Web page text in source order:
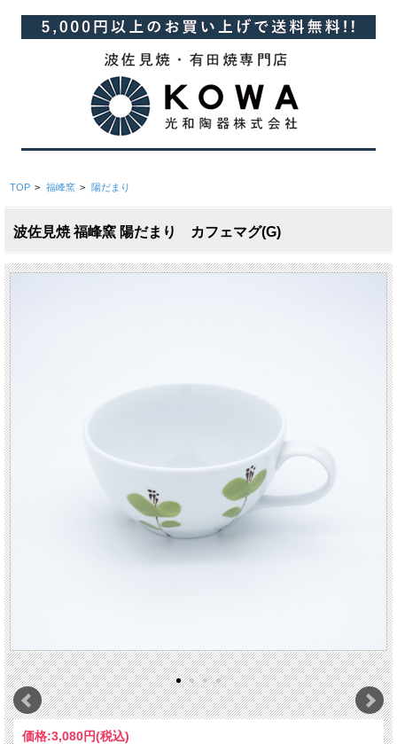
TOP > 福峰窯 > 陽だまり
波佐見焼 福峰窯 陽だまり カフェマグ(G)
価格:3,080円(税込)